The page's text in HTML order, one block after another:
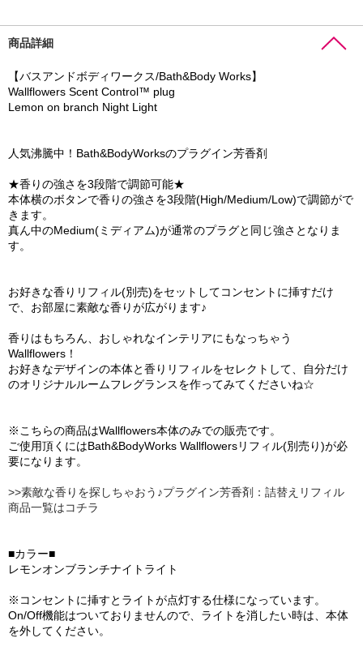
商品詳細
【バスアンドボディワークス/Bath&Body Works】
Wallflowers Scent Control™ plug
Lemon on branch Night Light
人気沸騰中！Bath&BodyWorksのプラグイン芳香剤
★香りの強さを3段階で調節可能★
本体横のボタンで香りの強さを3段階(High/Medium/Low)で調節がで
きます。
真ん中のMedium(ミディアム)が通常のプラグと同じ強さとなりま
す。
お好きな香りリフィル(別売)をセットしてコンセントに挿すだけ
で、お部屋に素敵な香りが広がります♪
香りはもちろん、おしゃれなインテリアにもなっちゃう
Wallflowers！
お好きなデザインの本体と香りリフィルをセレクトして、自分だけ
のオリジナルルームフレグランスを作ってみてくださいね☆
※こちらの商品はWallflowers本体のみでの販売です。
ご使用頂くにはBath&BodyWorks Wallflowersリフィル(別売り)が必
要になります。
>>素敵な香りを探しちゃおう♪プラグイン芳香剤：詰替えリフィル
商品一覧はコチラ
■カラー■
レモンオンブランチナイトライト
※コンセントに挿すとライトが点灯する仕様になっています。
On/Off機能はついておりませんので、ライトを消したい時は、本体
を外してください。